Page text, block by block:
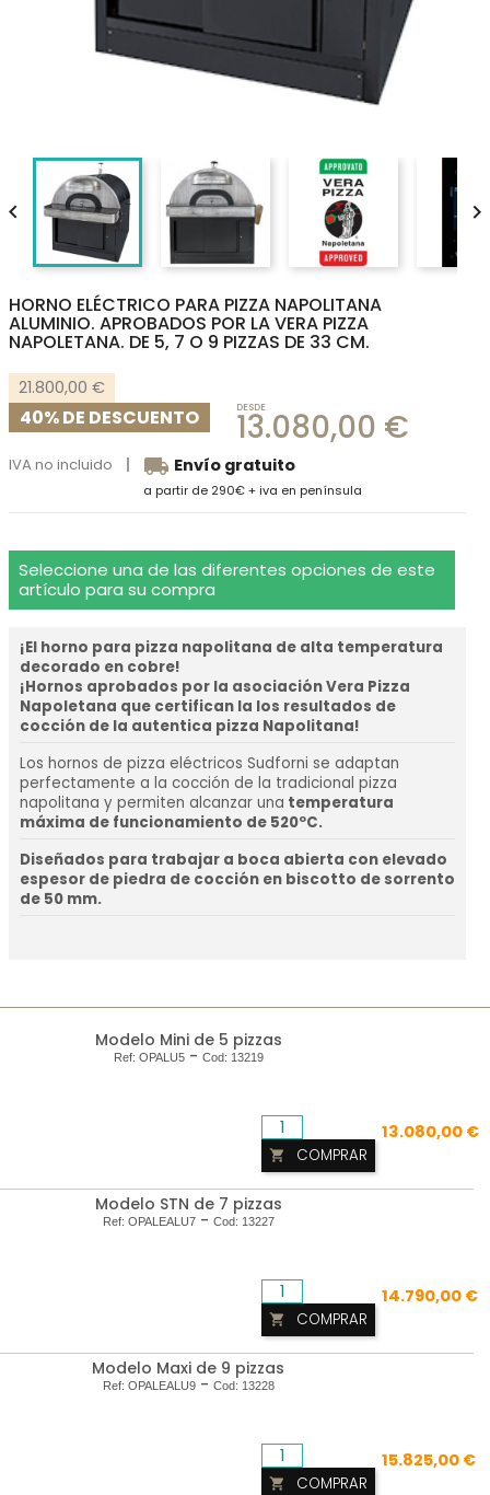
 
HORNO ELÉCTRICO PARA PIZZA NAPOLITANA
ALUMINIO. APROBADOS POR LA VERA PIZZA
NAPOLETANA. DE 5, 7 O 9 PIZZAS DE 33 CM.
21.800,00 €
40% DE DESCUENTO DESDE
13.080,00 €
IVA no incluido local_shipping Envío gratuito
a partir de 290€ + iva en península
Seleccione una de las diferentes opciones de este
artículo para su compra
¡El horno para pizza napolitana de alta temperatura
decorado en cobre!
¡Hornos aprobados por la asociación Vera Pizza
Napoletana que certifican la los resultados de
cocción de la autentica pizza Napolitana!
Los hornos de pizza eléctricos Sudforni se adaptan
perfectamente a la cocción de la tradicional pizza
napolitana y permiten alcanzar una temperatura
máxima de funcionamiento de 520ºC.
Diseñados para trabajar a boca abierta con elevado
espesor de piedra de cocción en biscotto de sorrento
de 50 mm.
Modelo Mini de 5 pizzas
Ref: OPALU5- Cod: 13219
13.080,00 €
 COMPRAR
Modelo STN de 7 pizzas
Ref: OPALEALU7- Cod: 13227
14.790,00 €
 COMPRAR
Modelo Maxi de 9 pizzas
Ref: OPALEALU9- Cod: 13228
15.825,00 €
 COMPRAR